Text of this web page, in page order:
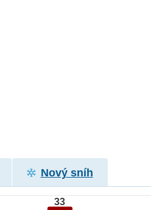
Nový sníh
33